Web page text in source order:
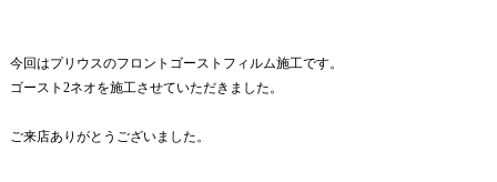
今回はプリウスのフロントゴーストフィルム施工です。
ゴースト2ネオを施工させていただきました。
ご来店ありがとうございました。